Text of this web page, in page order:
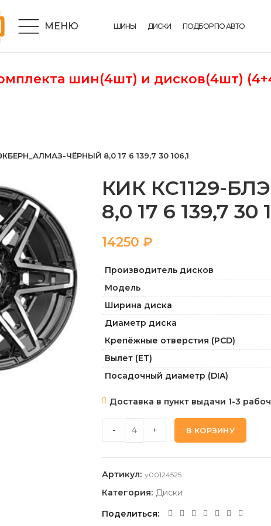
МЕНЮ ШИНЫ ДИСКИ ПОДБОР ПО АВТО
шин(4шт) и дисков(4шт)
ЧЁРНЫЙ 8,0 17 6 139,7 30 106,1
КИК КС1129-
8,0 17 6 139,7 30
₽
Производитель дисков
Модель
Ширина диска
Диаметр диска
Крепёжные отверстия (PCD)
Вылет (ET)
Посадочный диаметр (DIA)
Доставка в пункт выдачи 1-3
КИК КС1129-БЛЭКБЕРН_АЛМАЗ-
- + В КОРЗИНУ
Артикул: y00124525
Категория: Диски
Поделиться